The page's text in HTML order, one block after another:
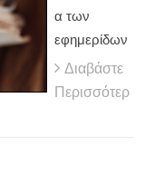
α των
εφημερίδων
Διαβάστε
Περισσότερ